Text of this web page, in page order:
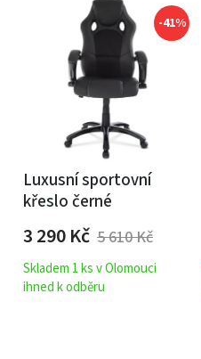
-41%
Luxusní sportovní
křeslo černé
3 290Kč 5 610Kč
Skladem 1 ks v Olomouci
ihned k odběru